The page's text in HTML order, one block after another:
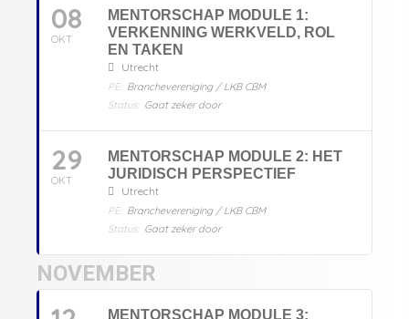
08
OKT
MENTORSCHAP MODULE 1:
VERKENNING WERKVELD, ROL
EN TAKEN
Utrecht
PE: Branchevereniging / LKB CBM
Status: Gaat zeker door
29
OKT
MENTORSCHAP MODULE 2: HET
JURIDISCH PERSPECTIEF
Utrecht
PE: Branchevereniging / LKB CBM
Status: Gaat zeker door
NOVEMBER
MENTORSCHAP MODULE 3: